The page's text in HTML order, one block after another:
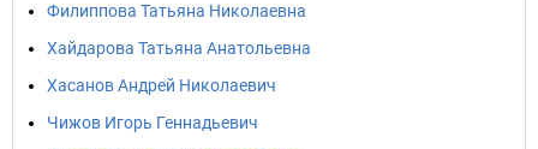
Филиппова Татьяна Николаевна
Хайдарова Татьяна Анатольевна
Хасанов Андрей Николаевич
Чижов Игорь Геннадьевич